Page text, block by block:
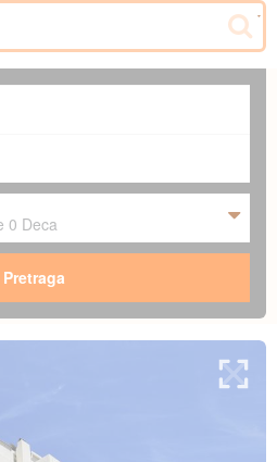
SR
0 Deca
Pretraga